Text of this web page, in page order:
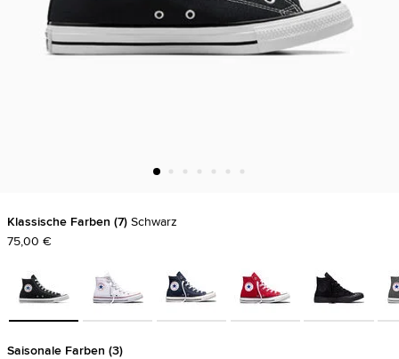
Klassische Farben 7 Schwarz
75,00 €
Saisonale Farben 3